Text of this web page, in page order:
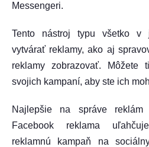
Messengeri.
Tento nástroj typu všetko v
vytvárať reklamy, ako aj
reklamy zobrazovať. Môžete
svojich kampaní, aby ste ich
Najlepšie na správe
Facebook reklama
reklamnú kampaň na